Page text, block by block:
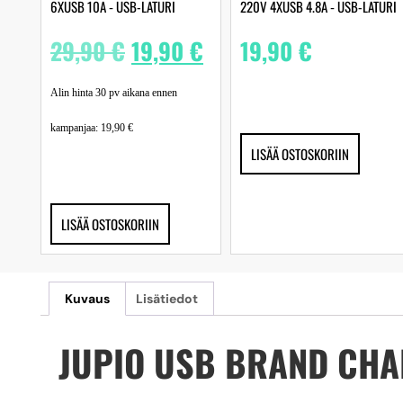
6XUSB 10A ‐ USB-LATURI
29,90€19,90 €
Alin hinta 30 pv aikana ennen
kampanjaa: 19,90 €
LISÄÄ OSTOSKORIIN
220V 4XUSB 4.8A ‐ USB-LATURI
19,90 €
LISÄÄ OSTOSKORIIN
Kuvaus Lisätiedot
JUPIO USB BRAND